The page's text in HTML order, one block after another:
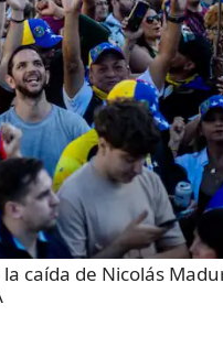
caída de Nicolás